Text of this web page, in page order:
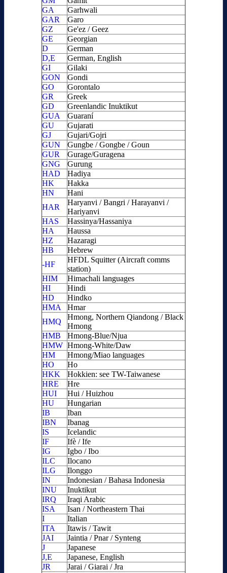
GA
Garhwali
GAR
Garo
GZ
Ge'ez / Geez
GE
Georgian
D
German
D,E
German, English
GI
Gilaki
GON
Gondi
GO
Gorontalo
GR
Greek
GD
Greenlandic Inuktikut
GUA
Guaraní
GU
Gujarati
GJ
Gujari/Gojri
GUN
Gungbe / Gongbe / Goun
GUR
Gurage/Guragena
GNG
Gurung
HAD
Hadiya
HK
Hakka
HN
Hani
HAR
Haryanvi / Bangri / Harayanvi /
Hariyanvi
HAS
Hassinya/Hassaniya
HA
Haussa
HZ
Hazaragi
HB
Hebrew
-HF
HFDL Squitter (Aircraft comms
station)
HIM
Himachali languages
HI
Hindi
HD
Hindko
HMA
Hmar
HMQ
Hmong, Northern Qiandong / Black
Hmong
HMB
Hmong-Blue/Njua
HMW Hmong-White/Daw
HM
Hmong/Miao languages
HO
Ho
HKK
Hokkien: see TW-Taiwanese
HRE
Hre
HUI
Hui / Huizhou
HU
Hungarian
IB
Iban
IBN
Ibanag
IS
Icelandic
IF
Ifè / Ife
IG
Igbo / Ibo
ILC
Ilocano
ILG
Ilonggo
IN
Indonesian / Bahasa Indonesia
INU
Inuktikut
IRQ
Iraqi Arabic
ISA
Isan / Northeastern Thai
I
Italian
ITA
Itawis / Tawit
JAI
Jaintia / Pnar / Synteng
J
Japanese
J,E
Japanese, English
JR
Jarai / Giarai / Jra